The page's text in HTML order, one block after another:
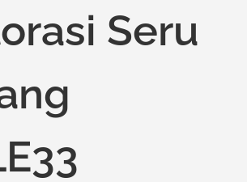
Seru